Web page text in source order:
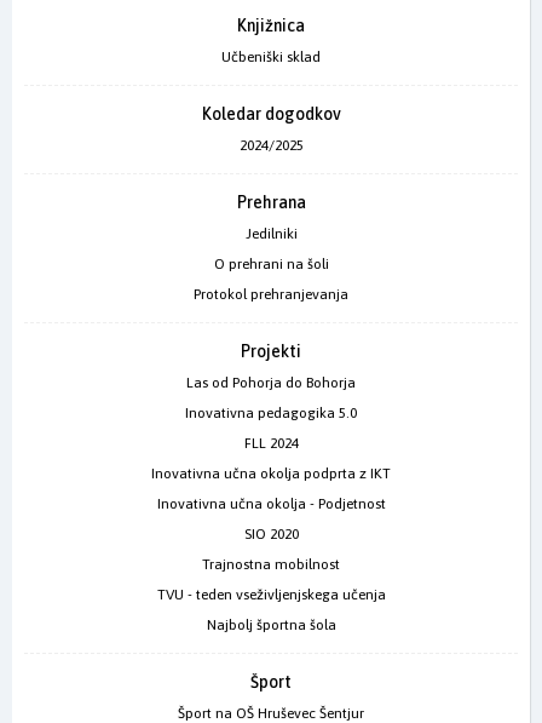
Knjižnica
Učbeniški sklad
Koledar dogodkov
2024/2025
Prehrana
Jedilniki
O prehrani na šoli
Protokol prehranjevanja
Projekti
Las od Pohorja do Bohorja
Inovativna pedagogika 5.0
FLL 2024
Inovativna učna okolja podprta z IKT
Inovativna učna okolja - Podjetnost
SIO 2020
Trajnostna mobilnost
TVU - teden vseživljenjskega učenja
Najbolj športna šola
Šport
Šport na OŠ Hruševec Šentjur